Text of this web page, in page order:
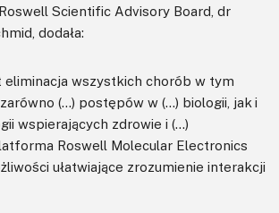
Scientific Advisory Board, dr
dodała:
eliminacja wszystkich chorób w tym
(…) postępów w (…) biologii, jak i
wspierających zdrowie i (…)
Roswell Molecular Electronics
ułatwiające zrozumienie interakcji